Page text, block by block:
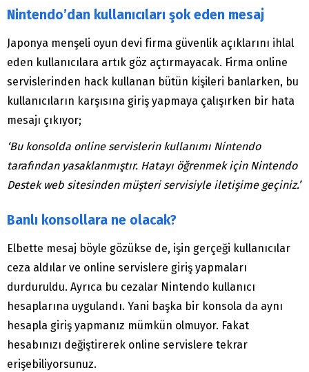
Nintendo’dan kullanıcıları şok eden mesaj
Japonya menşeli oyun devi firma güvenlik açıklarını ihlal
eden kullanıcılara artık göz açtırmayacak. Firma online
servislerinden hack kullanan bütün kişileri banlarken, bu
kullanıcıların karşısına giriş yapmaya çalışırken bir hata
mesajı çıkıyor;
‘Bu konsolda online servislerin kullanımı Nintendo
tarafından yasaklanmıştır. Hatayı öğrenmek için Nintendo
Destek web sitesinden müşteri servisiyle iletişime geçiniz.’
Banlı konsollara ne olacak?
Elbette mesaj böyle gözükse de, işin gerçeği kullanıcılar
ceza aldılar ve online servislere giriş yapmaları
durduruldu. Ayrıca bu cezalar Nintendo kullanıcı
hesaplarına uygulandı. Yani başka bir konsola da aynı
hesapla giriş yapmanız mümkün olmuyor. Fakat
hesabınızı değiştirerek online servislere tekrar
erişebiliyorsunuz.